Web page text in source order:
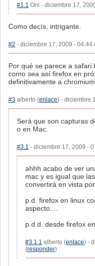
#1.1 Oni - diciembre 17,
Como decís, intrigante.
#2 - diciembre 17, 2009 - 04:44
Por qué se parece a safari
como sea así firefox en
definitivamente a
#3 alberto (enlace) - diciembre
Será que son capturas
o en Mac.
#3.1 - diciembre 17, 2009 -
ahhh acabo de ver
mac y es igual que
convertirá en vista
p.d. firefox en linux
aspecto....
p.d.d. desde firefox
#3.1.1 alberto (enlace) -
(responder)